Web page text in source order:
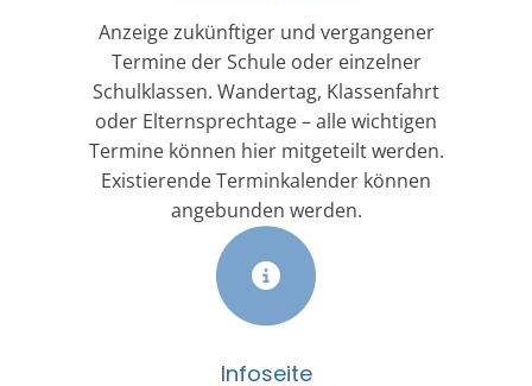
Anzeige zukünftiger und vergangener
Termine der Schule oder einzelner
Schulklassen. Wandertag, Klassenfahrt
oder Elternsprechtage – alle wichtigen
Termine können hier mitgeteilt werden.
Existierende Terminkalender können
angebunden werden.
Infoseite